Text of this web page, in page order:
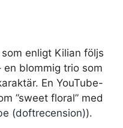
enligt Kilian följs
en blommig trio som
En YouTube-
”sweet floral” med
(doftrecension)).